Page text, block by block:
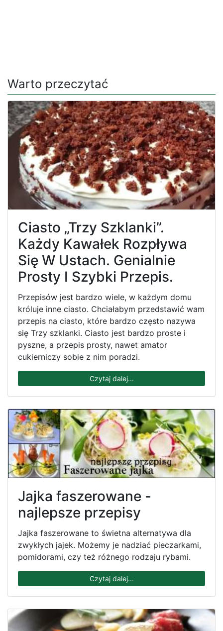
Warto przeczytać
Ciasto „Trzy Szklanki”.
Każdy Kawałek Rozpływa
Się W Ustach. Genialnie
Prosty I Szybki Przepis.
Przepisów jest bardzo wiele, w każdym domu
króluje inne ciasto. Chciałabym przedstawić wam
przepis na ciasto, które bardzo często nazywa
się Trzy szklanki. Ciasto jest bardzo proste i
pyszne, a przepis prosty, nawet amator
cukierniczy sobie z nim poradzi.
Czytaj dalej...
Jajka faszerowane -
najlepsze przepisy
Jajka faszerowane to świetna alternatywa dla
zwykłych jajek. Możemy je nadziać pieczarkami,
pomidorami, czy też różnego rodzaju rybami.
Czytaj dalej...